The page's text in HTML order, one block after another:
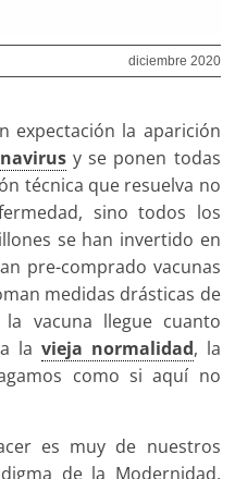
diciembre 2020
expectación la aparición
y se ponen todas
técnica que resuelva no
sino todos los
se han invertido en
pre-comprado vacunas
medidas drásticas de
vacuna llegue cuanto
lavieja normalidad, la
como si aquí no
es muy de nuestros
de la Modernidad,